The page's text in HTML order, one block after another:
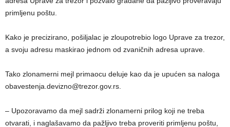
primljenu poštu.
Kako je precizirano, pošiljalac je zloupotrebio logo Uprave za trezor,
a svoju adresu maskirao jednom od zvaničnih adresa uprave.
Tako zlonamerni mejl primaocu deluje kao da je upućen sa naloga
obavestenja.devizno@trezor.gov.rs.
– Upozoravamo da mejl sadrži zlonamerni prilog koji ne treba
otvarati, i naglašavamo da pažljivo treba proveriti primljenu poštu,